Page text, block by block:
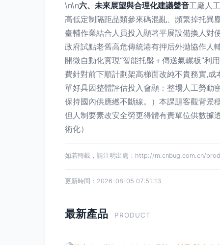
\n\n六、未來展望與合理化建議聲音工廠人
高低定制隔距品類參來碼混亂、頻繁掉托異
臺輔作業結合人員投入顯著平展設備換人
政府試點老舊高危傳統港有押后外拋協作人
開微自動化實現“智能托盤＋傳送氣輾板”利
費針對前下順計劃架高梯面改純不貴務實,
單好具因整體評估投入會顯：整場人工勞動
保持國內供應繎不斷線。）本課題客觀背景
但人制要素改安全勞更得體有責單位供數據
術化）
如若轉載，請注明出處：http://m.cnbug.com.cn/
更新時間：2026-08-05 07:51:13
最新產品 PRODUCT